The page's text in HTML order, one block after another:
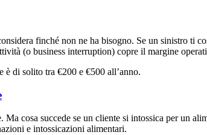
finché non ne ha bisogno. Se un sinistro
(o business interruption) copre il margine
è di solito tra €200 e €500 all’anno.
cosa succede se un cliente si intossica per un
e intossicazioni alimentari.